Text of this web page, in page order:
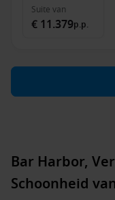
Suite van
€ 11.379p.p.
Bar Harbor,
Schoonheid